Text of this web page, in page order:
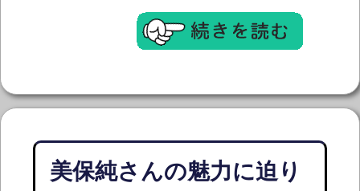
美保純さんの魅力に迫り